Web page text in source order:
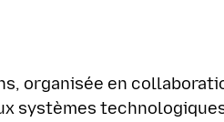
organisée en
systèmes